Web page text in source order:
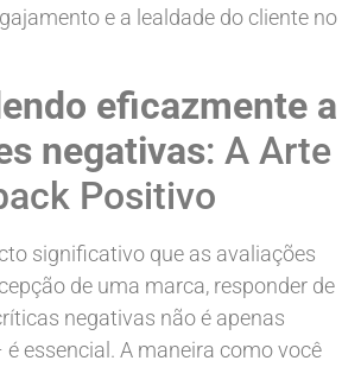
e a lealdade do cliente no
eficazmente a
negativas: A Arte
Positivo
significativo que as avaliações
de uma marca, responder de
negativas não é apenas
essencial. A maneira como você